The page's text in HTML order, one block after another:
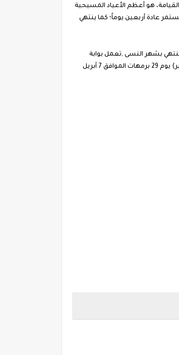
عيد القيامة والبصخة وأحد القيامة، هو أعظم الأعياد المسيحية
عادة أربعين يوماً؛ كما ينتهي
2020 من خلال منصة نتيجة الأعياد المسيحية 1736 ويبدأ العام القبطى بشهر توت فى 11 سبتمبر وينتهي بشهر النسى ,تعمل بوابة
النتيجة القبطية على تقديم العديد من الخدمات و تواريخ الأعياد والمناسبات ، ومن أبرز تلك المناسبات موعد عيد البشارة المجيد 2020 (عيد سيدي كبير) يوم 29 برمهات الموافق 7 أبريل